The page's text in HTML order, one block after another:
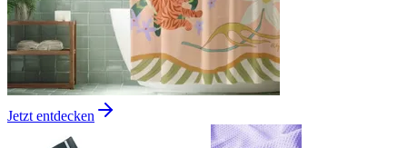
Jetzt entdecken